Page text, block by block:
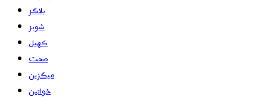
بلاگز
شوبز
کھیل
صحت
میگزین
خواتین